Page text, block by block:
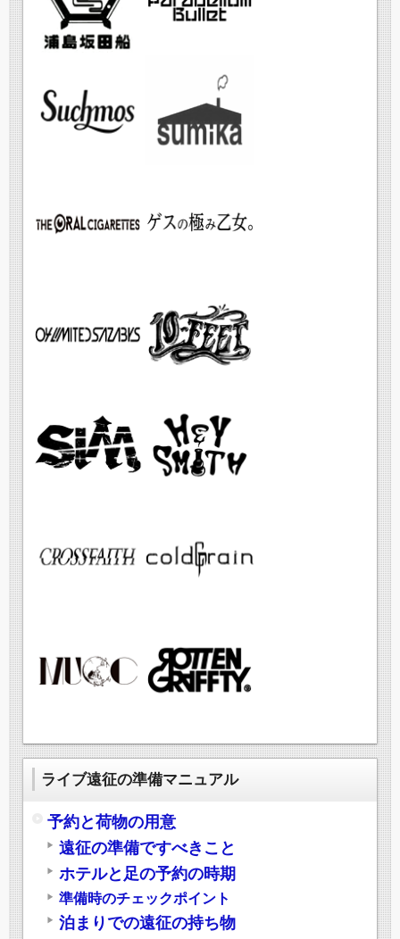
ライブ遠征の準備マニュアル
予約と荷物の用意
遠征の準備ですべきこと
ホテルと足の予約の時期
準備時のチェックポイント
泊まりでの遠征の持ち物